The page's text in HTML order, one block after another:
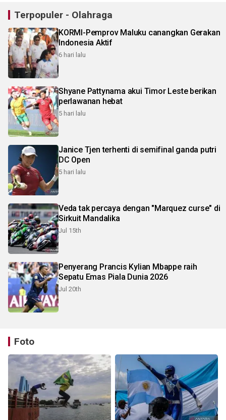
Terpopuler - Olahraga
KORMI-Pemprov Maluku canangkan Gerakan
Indonesia Aktif
6 hari lalu
Shyane Pattynama akui Timor Leste berikan
perlawanan hebat
5 hari lalu
Janice Tjen terhenti di semifinal ganda putri
DC Open
5 hari lalu
Veda tak percaya dengan "Marquez curse" di
Sirkuit Mandalika
Jul 15th
Penyerang Prancis Kylian Mbappe raih
Sepatu Emas Piala Dunia 2026
Jul 20th
Foto